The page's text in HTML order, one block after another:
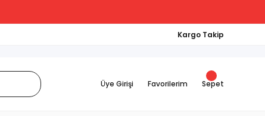
Kargo Takip
Üye Girişi Favorilerim Sepet